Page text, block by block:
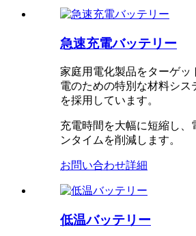
急速充電バッテリー
家庭用電化製品をターゲッ
電のための特別な材料シス
を採用しています。
充電時間を大幅に短縮し、
ンタイムを削減します。
お問い合わせ詳細
低温バッテリー